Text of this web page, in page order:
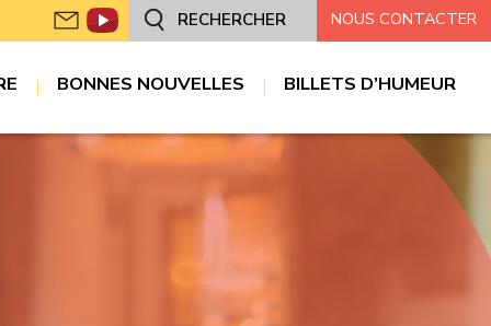
RECHERCHER NOUS CONTACTER
BONNES NOUVELLES BILLETS D’HUMEUR